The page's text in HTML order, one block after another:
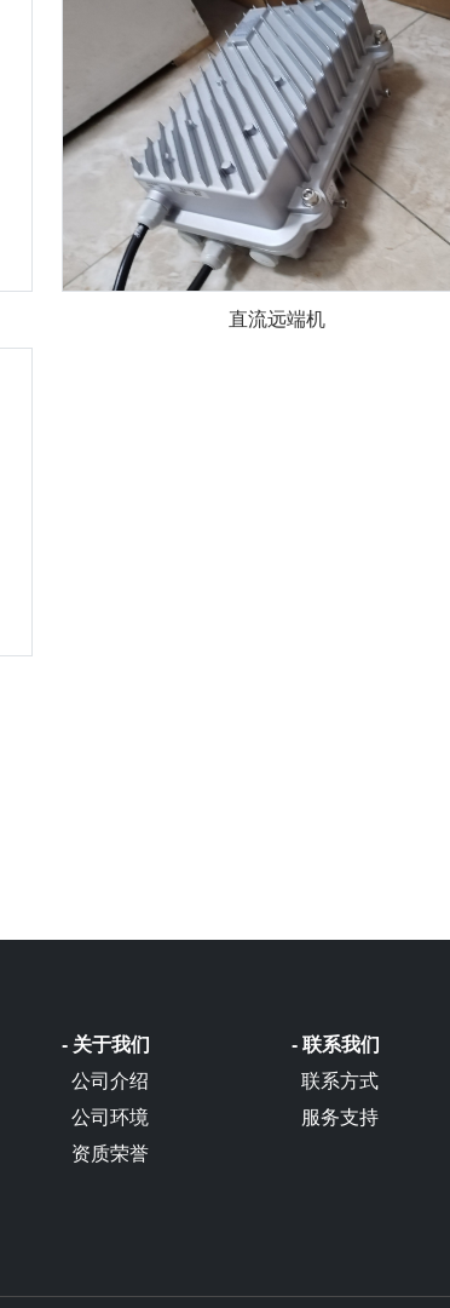
直流远端机
- 关于我们
公司介绍
公司环境
资质荣誉
- 联系我们
联系方式
服务支持